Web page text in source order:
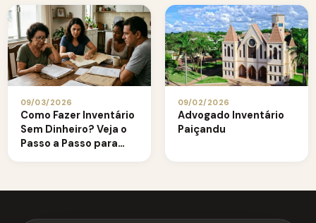
09/03/2026
Como Fazer Inventário
Sem Dinheiro? Veja o
Passo a Passo para
09/02/2026
Advogado Inventário
Paiçandu